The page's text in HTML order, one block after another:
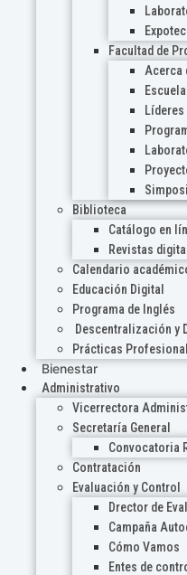
Facultad de
Acerca
Biblioteca
Catálogo en
Revistas
Calendario
Educación Digital
Programa de Inglés
Descentralización y
Prácticas
Bienestar
Administrativo
Vicerrectora
Secretaría General
Convocatoria
Contratación
Evaluación y Control
Drector de
Campaña
Cómo Vamos
Entes de